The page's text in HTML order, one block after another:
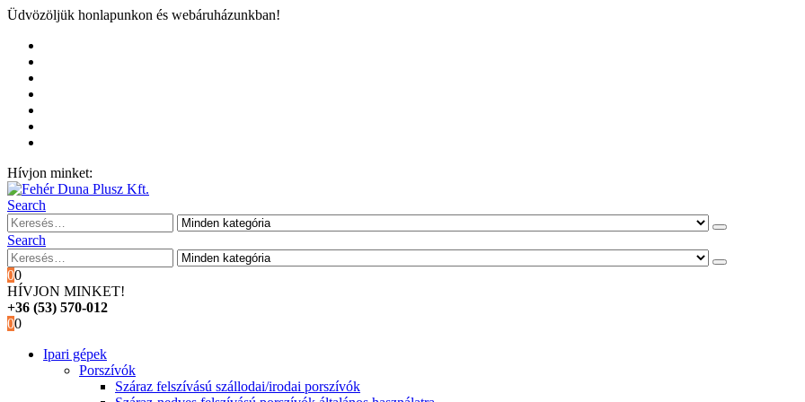
Üdvözöljük honlapunkon és webáruházunkban!
Hívjon minket:
Search
Search
00
HÍVJON MINKET!
+36 (53) 570-012
00
Ipari gépek
Porszívók
Száraz felszívású szállodai/irodai porszívók